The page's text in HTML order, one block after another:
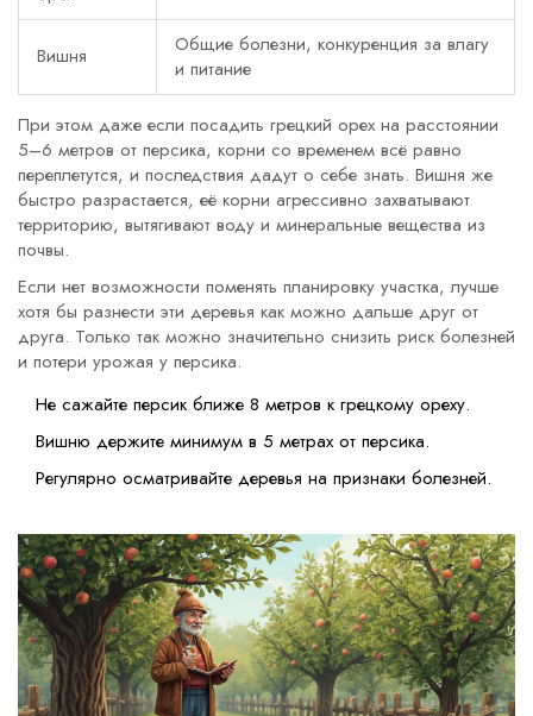
Вишня
Общие болезни, конкуренция за влагу
и питание
При этом даже если посадить грецкий орех на расстоянии
5–6 метров от персика, корни со временем всё равно
переплетутся, и последствия дадут о себе знать. Вишня же
быстро разрастается, её корни агрессивно захватывают
территорию, вытягивают воду и минеральные вещества из
почвы.
Если нет возможности поменять планировку участка, лучше
хотя бы разнести эти деревья как можно дальше друг от
друга. Только так можно значительно снизить риск болезней
и потери урожая у персика.
Не сажайте персик ближе 8 метров к грецкому ореху.
Вишню держите минимум в 5 метрах от персика.
Регулярно осматривайте деревья на признаки болезней.